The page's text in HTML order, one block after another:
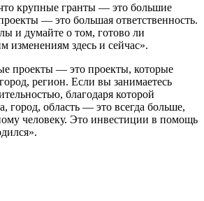
крупные гранты — это большие
— это большая ответственность.
и думайте о том, готово ли
изменениям здесь и сейчас».
проекты — это проекты, которые
регион. Если вы занимаетесь
благодаря которой
город, область — это всегда больше,
человеку. Это инвестиции в помощь